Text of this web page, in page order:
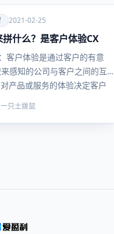
2021-02-25
什么？是客户体验CX
客户体验是通过客户的有意
感知的公司与客户之间的互
产品或服务的体验决定客户
只土拨鼠